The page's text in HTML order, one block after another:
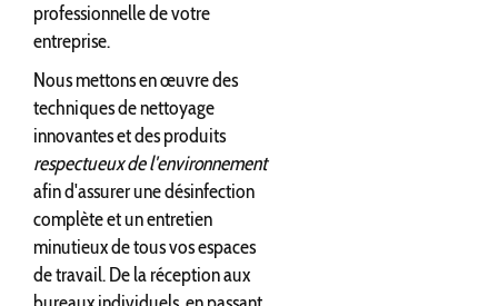
professionnelle de votre
entreprise.
Nous mettons en œuvre des
techniques de nettoyage
innovantes et des produits
respectueux de l'environnement
afin d'assurer une désinfection
complète et un entretien
minutieux de tous vos espaces
de travail. De la réception aux